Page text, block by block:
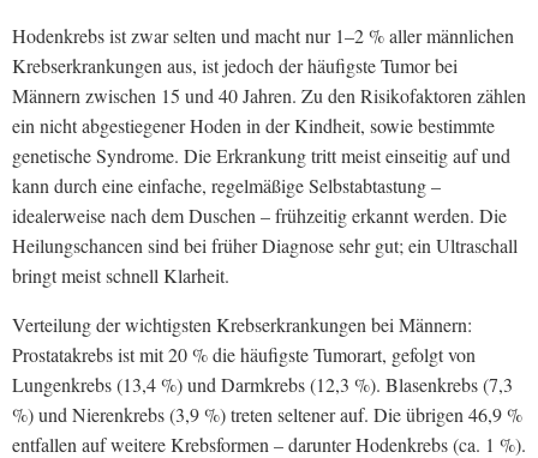
Hodenkrebs ist zwar selten und macht nur 1–2 % aller männlichen
Krebserkrankungen aus, ist jedoch der häufigste Tumor bei
Männern zwischen 15 und 40 Jahren. Zu den Risikofaktoren zählen
ein nicht abgestiegener Hoden in der Kindheit, sowie bestimmte
genetische Syndrome. Die Erkrankung tritt meist einseitig auf und
kann durch eine einfache, regelmäßige Selbstabtastung –
idealerweise nach dem Duschen – frühzeitig erkannt werden. Die
Heilungschancen sind bei früher Diagnose sehr gut; ein Ultraschall
bringt meist schnell Klarheit.
Verteilung der wichtigsten Krebserkrankungen bei Männern:
Prostatakrebs ist mit 20 % die häufigste Tumorart, gefolgt von
Lungenkrebs (13,4 %) und Darmkrebs (12,3 %). Blasenkrebs (7,3
%) und Nierenkrebs (3,9 %) treten seltener auf. Die übrigen 46,9 %
entfallen auf weitere Krebsformen – darunter Hodenkrebs (ca. 1 %).